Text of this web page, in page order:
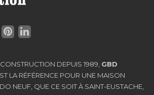
DEPUIS 1989, GBD
LA RÉFÉRENCE POUR UNE MAISON
NEUF, QUE CE SOIT À SAINT-EUSTACHE,